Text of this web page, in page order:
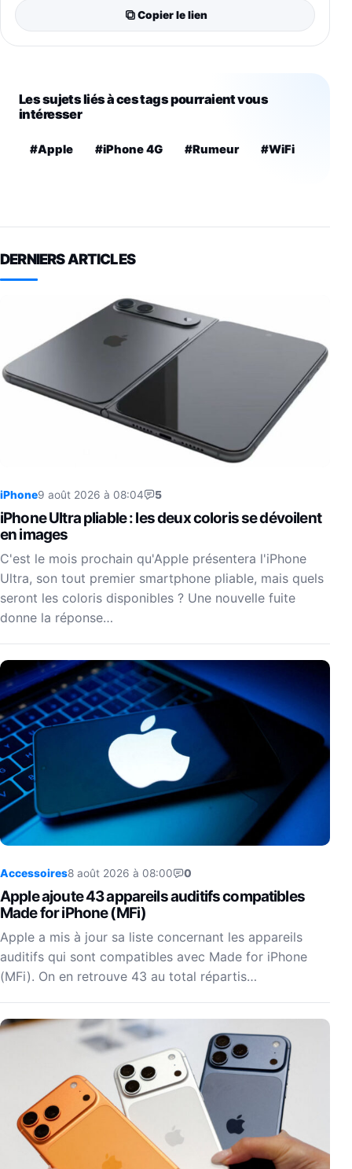
Copier le lien
Les sujets liés à ces tags pourraient vous
intéresser
#Apple #iPhone 4G #Rumeur #WiFi
DERNIERS ARTICLES
iPhone9 août 2026 à 08:04 5
iPhone Ultra pliable : les deux coloris se dévoilent
en images
C'est le mois prochain qu'Apple présentera l'iPhone
Ultra, son tout premier smartphone pliable, mais quels
seront les coloris disponibles ? Une nouvelle fuite
donne la réponse…
Accessoires8 août 2026 à 08:00 0
Apple ajoute 43 appareils auditifs compatibles
Made for iPhone (MFi)
Apple a mis à jour sa liste concernant les appareils
auditifs qui sont compatibles avec Made for iPhone
(MFi). On en retrouve 43 au total répartis…